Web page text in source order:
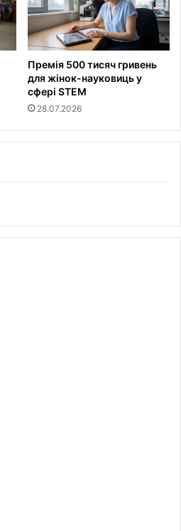
Премія 500 тисяч гривень
для жінок-науковиць у
сфері STEM
28.07.2026